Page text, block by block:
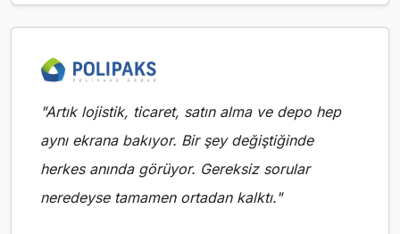
"Artık lojistik, ticaret, satın alma ve depo hep
aynı ekrana bakıyor. Bir şey değiştiğinde
herkes anında görüyor. Gereksiz sorular
neredeyse tamamen ortadan kalktı."